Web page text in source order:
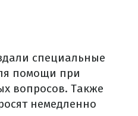
специальные
помощи при
вопросов. Также
немедленно